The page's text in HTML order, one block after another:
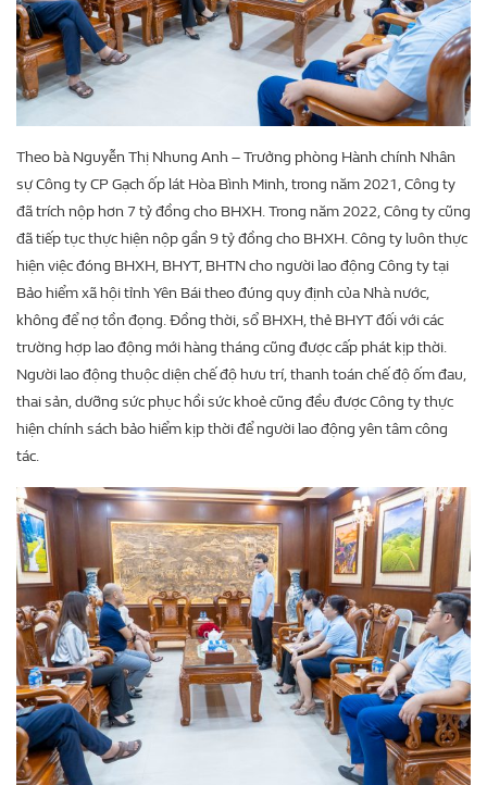
Theo bà Nguyễn Thị Nhung Anh – Trưởng phòng Hành chính Nhân
sự Công ty CP Gạch ốp lát Hòa Bình Minh, trong năm 2021, Công ty
đã trích nộp hơn 7 tỷ đồng cho BHXH. Trong năm 2022, Công ty cũng
đã tiếp tục thực hiện nộp gần 9 tỷ đồng cho BHXH. Công ty luôn thực
hiện việc đóng BHXH, BHYT, BHTN cho người lao động Công ty tại
Bảo hiểm xã hội tỉnh Yên Bái theo đúng quy định của Nhà nước,
không để nợ tồn đọng. Đồng thời, sổ BHXH, thẻ BHYT đối với các
trường hợp lao động mới hàng tháng cũng được cấp phát kịp thời.
Người lao động thuộc diện chế độ hưu trí, thanh toán chế độ ốm đau,
thai sản, dưỡng sức phục hồi sức khoẻ cũng đều được Công ty thực
hiện chính sách bảo hiểm kịp thời để người lao động yên tâm công
tác.